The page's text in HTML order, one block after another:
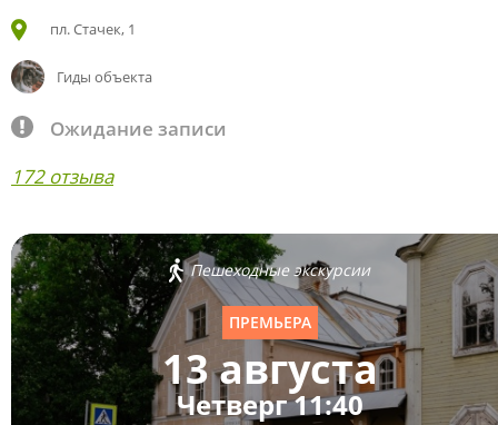
пл. Стачек, 1
Гиды объекта
Ожидание записи
172 отзыва
Пешеходные экскурсии
ПРЕМЬЕРА
13 августа
Четверг 11:40